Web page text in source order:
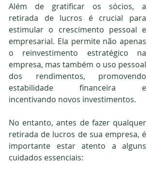
Além de gratificar os sócios, a
retirada de lucros é crucial para
estimular o crescimento pessoal e
empresarial. Ela permite não apenas
o reinvestimento estratégico na
empresa, mas também o uso pessoal
dos rendimentos, promovendo
estabilidade financeira e
incentivando novos investimentos.
No entanto, antes de fazer qualquer
retirada de lucros de sua empresa, é
importante estar atento a alguns
cuidados essenciais: